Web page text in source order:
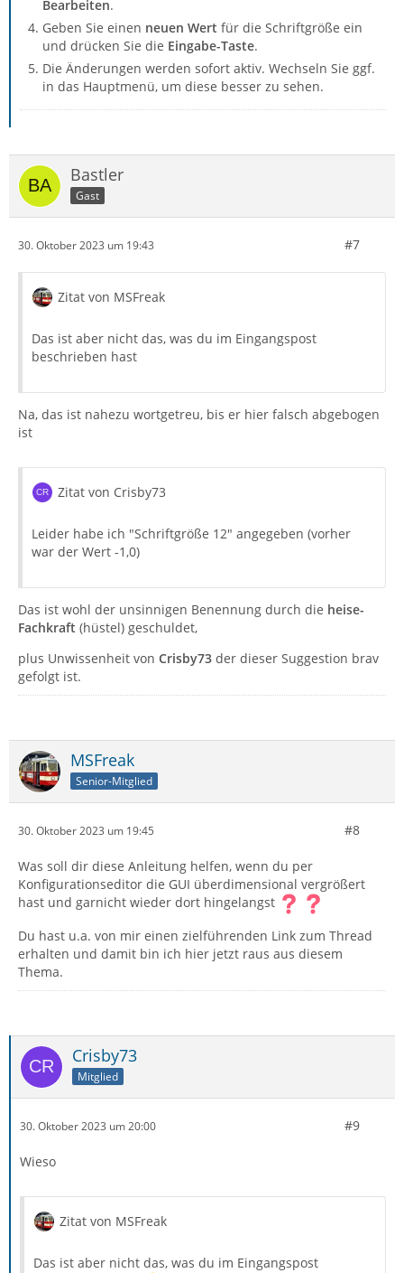
Bearbeiten.
Geben Sie einen neuen Wert für die Schriftgröße ein
und drücken Sie die Eingabe-Taste.
Die Änderungen werden sofort aktiv. Wechseln Sie ggf.
in das Hauptmenü, um diese besser zu sehen.
Bastler
Gast
30. Oktober 2023 um 19:43 #7
Zitat von MSFreak
Das ist aber nicht das, was du im Eingangspost
beschrieben hast
Na, das ist nahezu wortgetreu, bis er hier falsch abgebogen
ist
Zitat von Crisby73
Leider habe ich "Schriftgröße 12" angegeben (vorher
war der Wert -1,0)
Das ist wohl der unsinnigen Benennung durch die heise-
Fachkraft (hüstel) geschuldet,
plus Unwissenheit von Crisby73 der dieser Suggestion brav
gefolgt ist.
MSFreak
Senior-Mitglied
30. Oktober 2023 um 19:45 #8
Was soll dir diese Anleitung helfen, wenn du per
Konfigurationseditor die GUI überdimensional vergrößert
hast und garnicht wieder dort hingelangst
Du hast u.a. von mir einen zielführenden Link zum Thread
erhalten und damit bin ich hier jetzt raus aus diesem
Thema.
Crisby73
Mitglied
30. Oktober 2023 um 20:00 #9
Wieso
Zitat von MSFreak
Das ist aber nicht das, was du im Eingangspost